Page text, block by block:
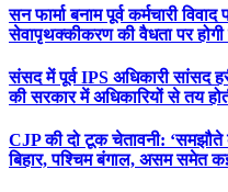
सन फार्मा बनाम पूर्व कर्मचारी
सेवापृथक्कीकरण की वैधता पर होगी
संसद में पूर्व IPS अधिकारी सांसद
की सरकार में अधिकारियों से तय
CJP की दो टूक चेतावनी:
बिहार, पश्चिम बंगाल, असम समेत